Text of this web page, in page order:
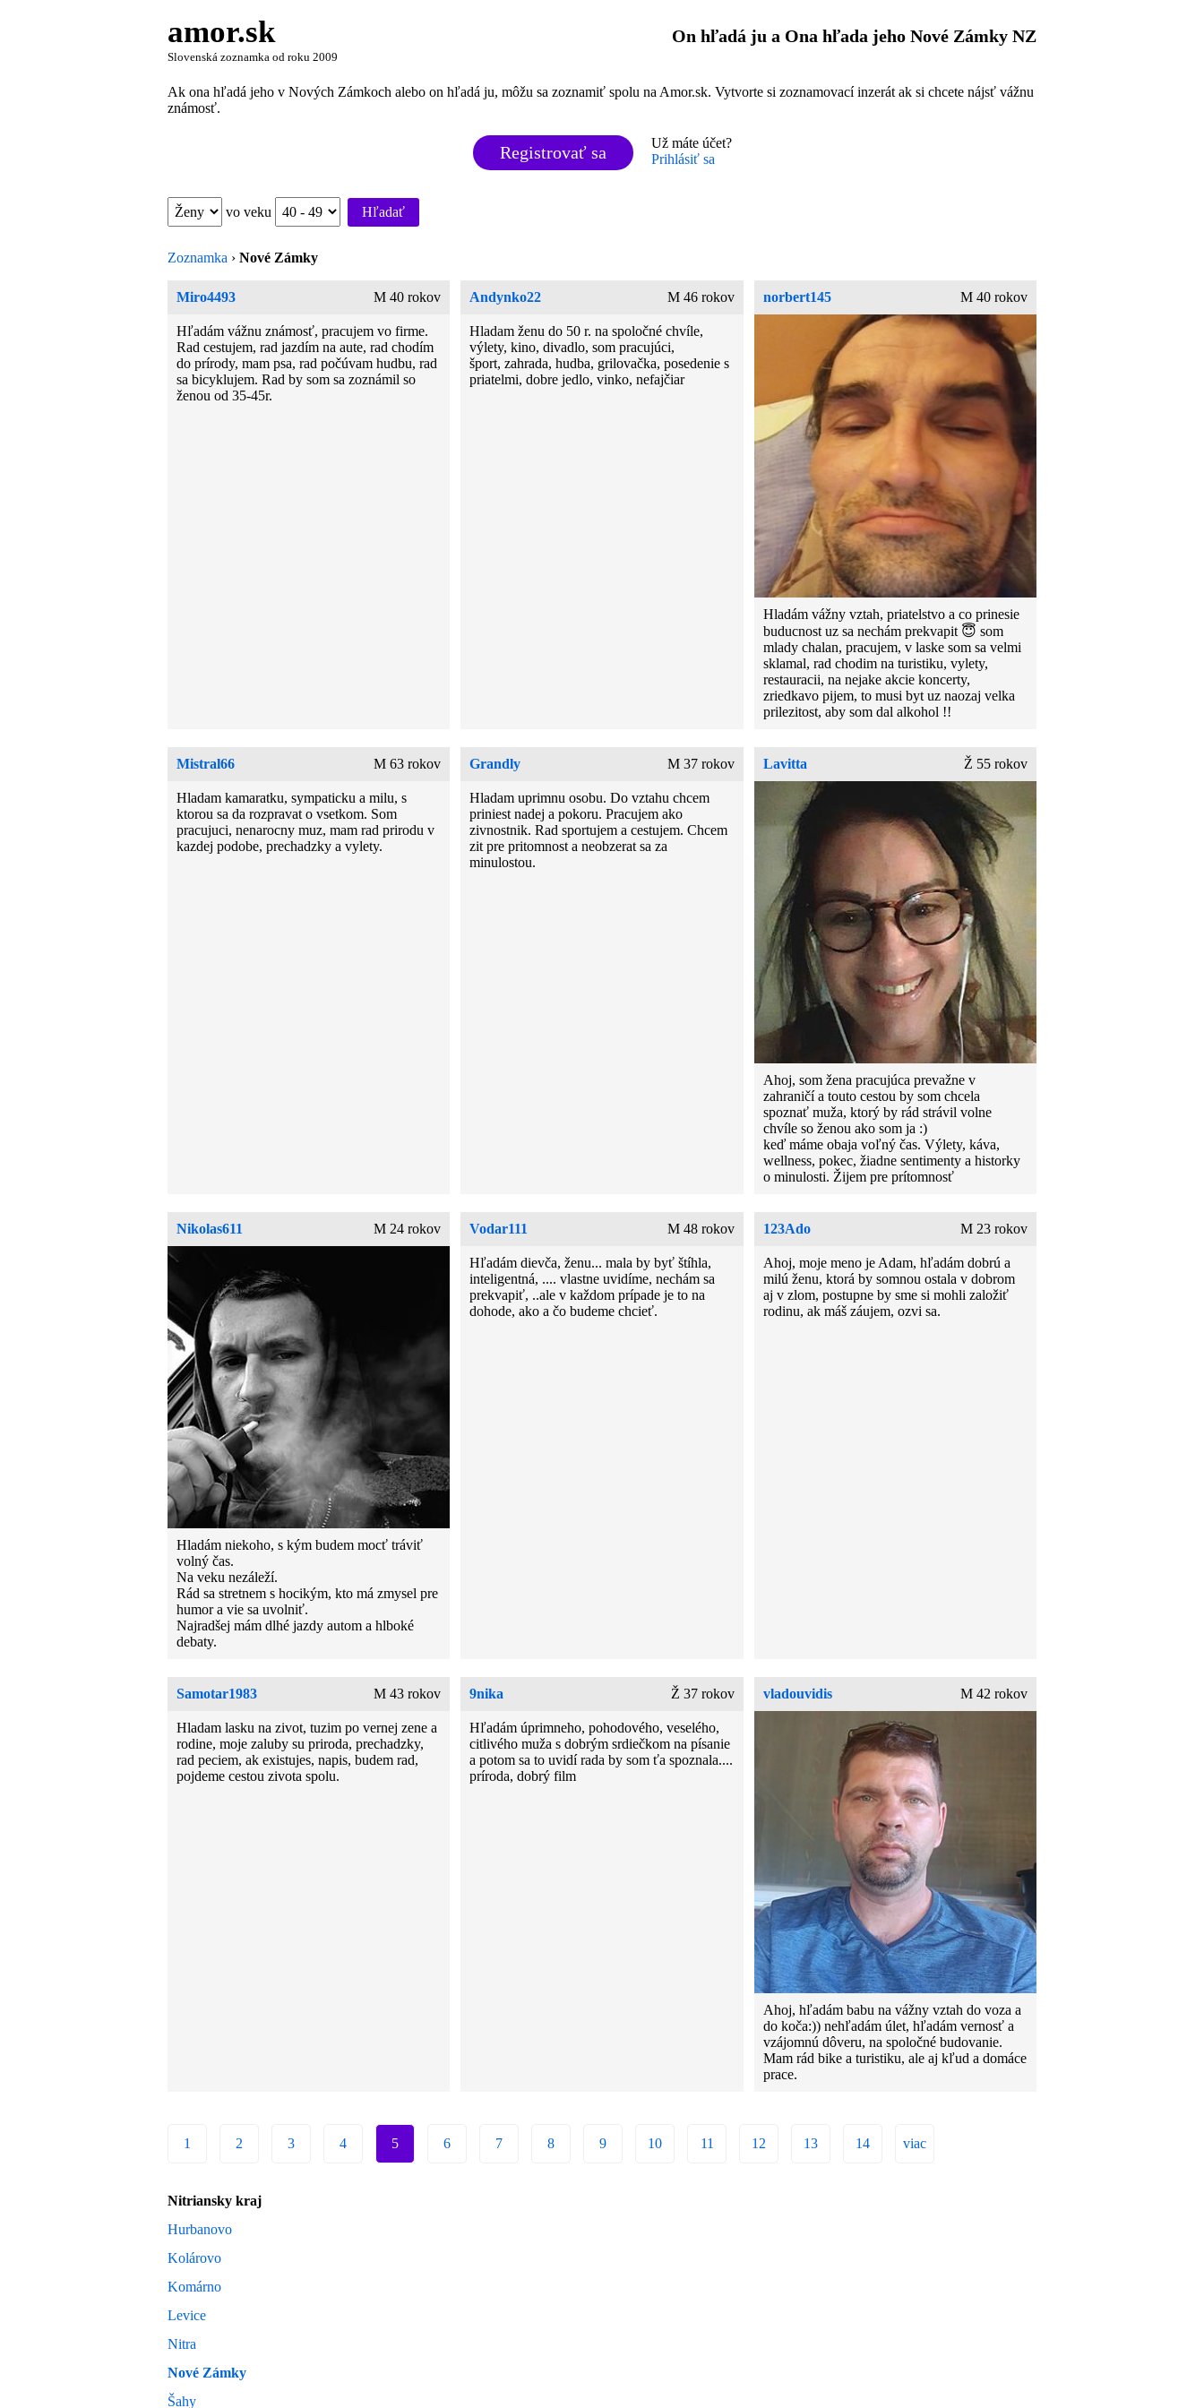
amor.sk
Slovenská zoznamka od roku 2009
On hľadá ju a Ona hľada jeho Nové Zámky NZ
Ak ona hľadá jeho v Nových Zámkoch alebo on hľadá ju, môžu sa zoznamiť spolu na Amor.sk. Vytvorte si zoznamovací inzerát ak si chcete nájsť vážnu
známosť.
Registrovať sa
Už máte účet?
Prihlásiť sa
vo veku Hľadať
Zoznamka › Nové Zámky
Miro4493 M 40 rokov
Hľadám vážnu známosť, pracujem vo firme.
Rad cestujem, rad jazdím na aute, rad chodím
do prírody, mam psa, rad počúvam hudbu, rad
sa bicyklujem. Rad by som sa zoznámil so
ženou od 35-45r.
Andynko22 M 46 rokov
Hladam ženu do 50 r. na spoločné chvíle,
výlety, kino, divadlo, som pracujúci,
šport, zahrada, hudba, grilovačka, posedenie s
priatelmi, dobre jedlo, vinko, nefajčiar
norbert145 M 40 rokov
Hladám vážny vztah, priatelstvo a co prinesie
buducnost uz sa nechám prekvapit 😇 som
mlady chalan, pracujem, v laske som sa velmi
sklamal, rad chodim na turistiku, vylety,
restauracii, na nejake akcie koncerty,
zriedkavo pijem, to musi byt uz naozaj velka
prilezitost, aby som dal alkohol !!
Mistral66 M 63 rokov
Hladam kamaratku, sympaticku a milu, s
ktorou sa da rozpravat o vsetkom. Som
pracujuci, nenarocny muz, mam rad prirodu v
kazdej podobe, prechadzky a vylety.
Grandly M 37 rokov
Hladam uprimnu osobu. Do vztahu chcem
priniest nadej a pokoru. Pracujem ako
zivnostnik. Rad sportujem a cestujem. Chcem
zit pre pritomnost a neobzerat sa za
minulostou.
Lavitta Ž 55 rokov
Ahoj, som žena pracujúca prevažne v
zahraničí a touto cestou by som chcela
spoznať muža, ktorý by rád strávil volne
chvíle so ženou ako som ja :)
keď máme obaja voľný čas. Výlety, káva,
wellness, pokec, žiadne sentimenty a historky
o minulosti. Žijem pre prítomnosť
Nikolas611 M 24 rokov
Hladám niekoho, s kým budem mocť tráviť
volný čas.
Na veku nezáleží.
Rád sa stretnem s hocikým, kto má zmysel pre
humor a vie sa uvolniť.
Najradšej mám dlhé jazdy autom a hlboké
debaty.
Vodar111 M 48 rokov
Hľadám dievča, ženu... mala by byť štíhla,
inteligentná, .... vlastne uvidíme, nechám sa
prekvapiť, ..ale v každom prípade je to na
dohode, ako a čo budeme chcieť.
123Ado M 23 rokov
Ahoj, moje meno je Adam, hľadám dobrú a
milú ženu, ktorá by somnou ostala v dobrom
aj v zlom, postupne by sme si mohli založiť
rodinu, ak máš záujem, ozvi sa.
Samotar1983 M 43 rokov
Hladam lasku na zivot, tuzim po vernej zene a
rodine, moje zaluby su priroda, prechadzky,
rad peciem, ak existujes, napis, budem rad,
pojdeme cestou zivota spolu.
9nika Ž 37 rokov
Hľadám úprimneho, pohodového, veselého,
citlivého muža s dobrým srdiečkom na písanie
a potom sa to uvidí rada by som ťa spoznala....
príroda, dobrý film
vladouvidis M 42 rokov
Ahoj, hľadám babu na vážny vztah do voza a
do koča:)) nehľadám úlet, hľadám vernosť a
vzájomnú dôveru, na spoločné budovanie.
Mam rád bike a turistiku, ale aj kľud a domáce
prace.
1 2 3 4 5 6 7 8 9 10 11 12 13 14 viac
Nitriansky kraj
Hurbanovo
Kolárovo
Komárno
Levice
Nitra
Nové Zámky
Šahy